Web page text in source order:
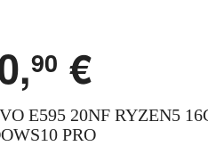
90 €
E595 20NF RYZEN5
PRO